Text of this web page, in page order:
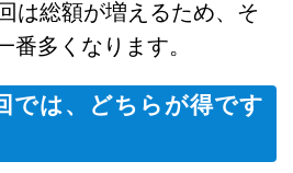
は総額が増えるため、そ
番多くなります。
では、どちらが得です